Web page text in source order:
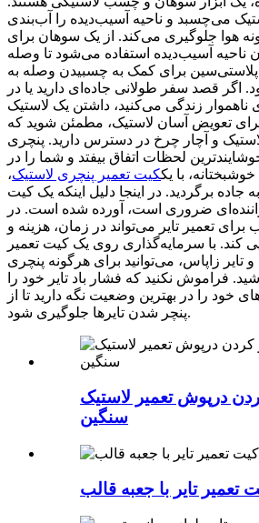
می‌چسبد و ناحیه آسیب‌دیده را آب‌بندی
هوا جلوگیری می‌کند. از یک سوهان برای
ناحیه آسیب‌دیده استفاده می‌شود تا وصله
برای کمک به چسبیدن وصله به
اگر قصد سفر طولانی جاده‌ای دارید یا در
ناهموار زندگی می‌کنید، داشتن یک لاستیک
تعویض آسان لاستیک، مطمئن شوید که
و آچار چرخ در دسترس دارید. پنچری
لحظات اتفاق بیفتد و شما را در
خوشبختانه، با یککیت تعمیر پنچری لاستیک،
جاده برگردید. در اینجا دلیل اینکه یک کیت
ضروری است، آورده شده است. در
برای تعمیر تایر می‌تواند در زمان، هزینه و
با سرمایه‌گذاری روی یک کیت تعمیر
و تایر زاپاس، می‌توانید برای هرگونه پنچری
فراموش نکنید که فشار باد تایر خود را
خود را در بهترین وضعیت نگه دارید تا از
پنچر شدن تایرها جلوگیری شود.
درپوش تعمیر لاستیک
سنگین
تعمیر تایر با جعبه قالب